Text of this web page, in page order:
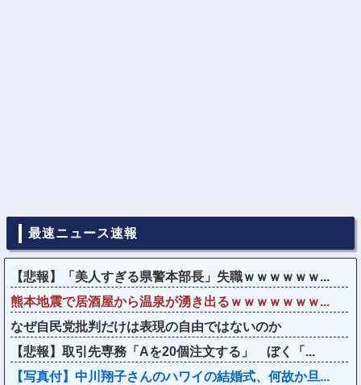
最速ニュース速報
【悲報】「美人すぎる県警本部長」失職ｗｗｗｗｗｗ...
熊本地震で居酒屋から温泉が湧き出るｗｗｗｗｗｗｗ...
なぜ自民党批判だけは表現の自由ではないのか
【悲報】取引先専務「Aを20個注文する」 ぼく「...
【写真付】中川翔子さんのハワイの結婚式、何故か旦...